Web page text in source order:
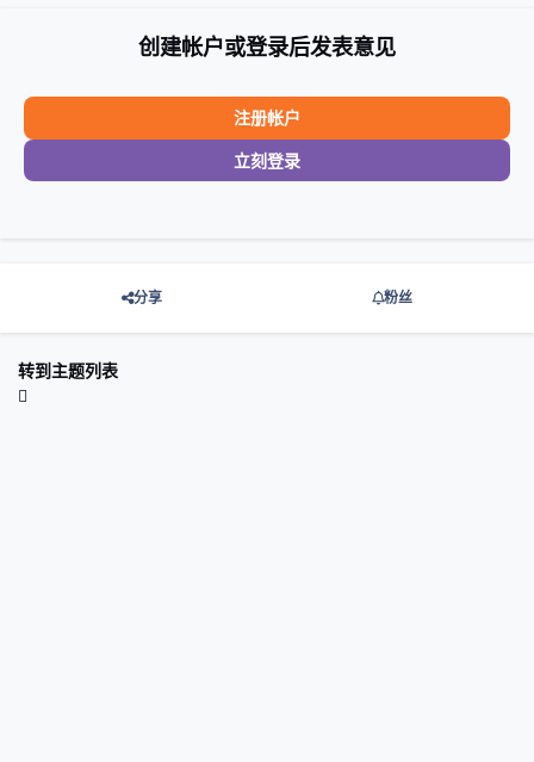
创建帐户或登录后发表意见
注册帐户
立刻登录
分享 粉丝
转到主题列表